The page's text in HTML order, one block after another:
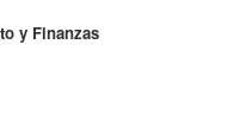
y Finanzas